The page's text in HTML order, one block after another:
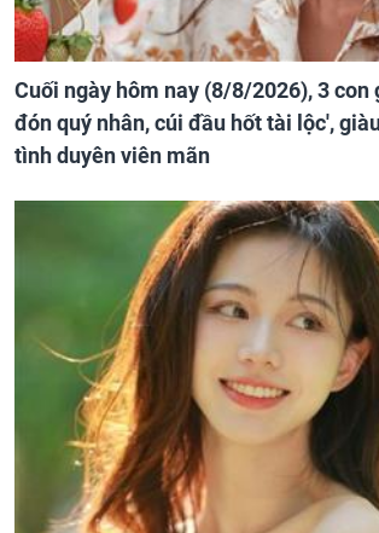
Cuối ngày hôm nay (8/8/2026), 3 con
đón quý nhân, cúi đầu hốt tài lộc',
tình duyên viên mãn